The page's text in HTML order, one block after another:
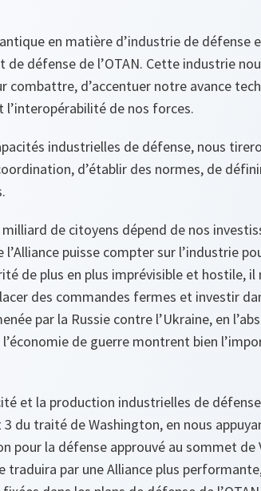
en matière d’industrie de défense
de défense de l’OTAN. Cette industrie
combattre, d’accentuer notre avance
l’interopérabilité de nos forces.
industrielles de défense, nous
d’établir des normes, de
milliard de citoyens dépend de nos
l’Alliance puisse compter sur l’industrie
de plus en plus imprévisible et hostile,
des commandes fermes et investir
par la Russie contre l’Ukraine, en
l’économie de guerre montrent bien
et la production industrielles de défense
du traité de Washington, en nous
pour la défense approuvé au sommet
traduira par une Alliance plus